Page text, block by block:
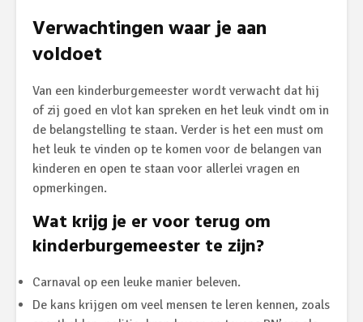
Verwachtingen waar je aan
voldoet
Van een kinderburgemeester wordt verwacht dat hij
of zij goed en vlot kan spreken en het leuk vindt om in
de belangstelling te staan. Verder is het een must om
het leuk te vinden op te komen voor de belangen van
kinderen en open te staan voor allerlei vragen en
opmerkingen.
Wat krijg je er voor terug om
kinderburgemeester te zijn?
Carnaval op een leuke manier beleven.
De kans krijgen om veel mensen te leren kennen, zoals